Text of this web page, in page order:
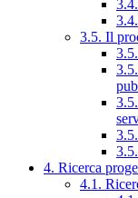
3.5. Il
4. Ricerca
4.1.